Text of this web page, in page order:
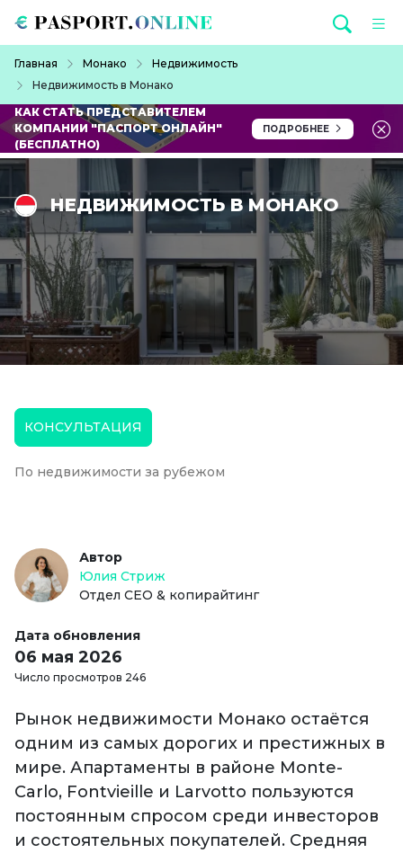
Главная Монако
Недвижимость
Недвижимость в Монако
КАК СТАТЬ ПРЕДСТАВИТЕЛЕМ
КОМПАНИИ "ПАСПОРТ ОНЛАЙН"
(БЕСПЛАТНО)
ПОДРОБНЕЕ
НЕДВИЖИМОСТЬ В МОНАКО
КОНСУЛЬТАЦИЯ
По недвижимости за рубежом
Автор
Юлия Стриж
Отдел СЕО & копирайтинг
Дата обновления
06 мая 2026
Число просмотров 246
Рынок недвижимости Монако остаётся
одним из самых дорогих и престижных в
мире. Апартаменты в районе Monte-
Carlo, Fontvieille и Larvotto пользуются
постоянным спросом среди инвесторов
и состоятельных покупателей. Средняя